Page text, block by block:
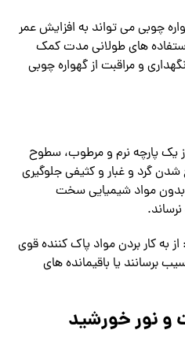
چوبی می تواند به افزایش عمر
های طولانی مدت کمک
و مراقبت از گهواره چوبی
از یک پارچه نرم و مرطوب، سطوح
شدن گرد و غبار و کثیفی جلوگیری
بدون مواد شیمیایی سخت
به کار بردن مواد پاک کننده قوی
برسانند یا باقیمانده های
و نور خورشید